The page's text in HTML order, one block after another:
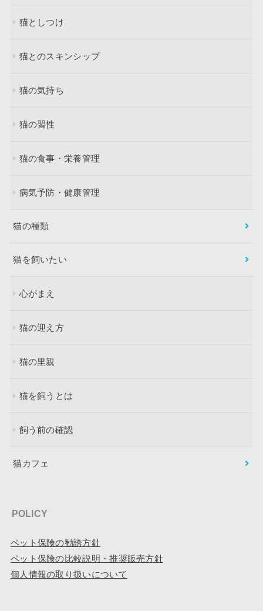
猫としつけ
猫とのスキンシップ
猫の気持ち
猫の習性
猫の食事・栄養管理
病気予防・健康管理
猫の種類
猫を飼いたい
心がまえ
猫の迎え方
猫の里親
猫を飼うとは
飼う前の確認
猫カフェ
POLICY
ペット保険の勧誘方針
ペット保険の比較説明・推奨販売方針
個人情報の取り扱いについて